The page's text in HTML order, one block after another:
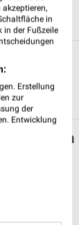
IOS MAPS
Do. den
akzeptieren,
in
in der Fußzeile
Erstellung
zur
der
Entwicklung